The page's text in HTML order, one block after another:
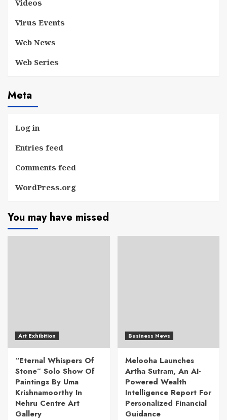
Videos
Virus Events
Web News
Web Series
Meta
Log in
Entries feed
Comments feed
WordPress.org
You may have missed
Art Exhibition
“Eternal Whispers Of
Stone” Solo Show Of
Paintings By Uma
Krishnamoorthy In
Nehru Centre Art
Gallery
Business News
Melooha Launches
Artha Sutram, An AI-
Powered Wealth
Intelligence Report For
Personalized Financial
Guidance